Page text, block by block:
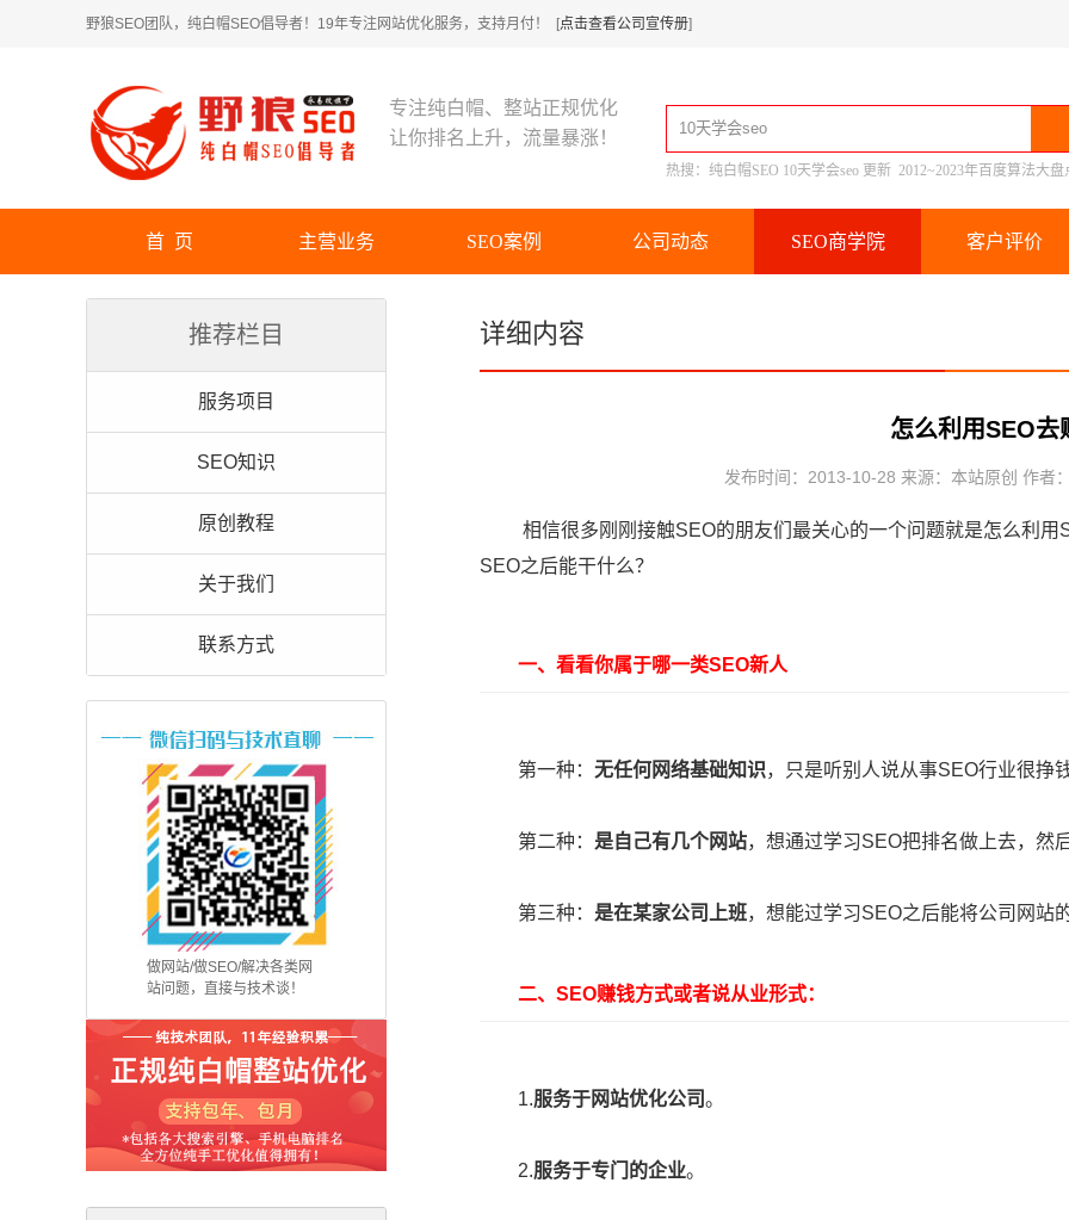
野狼SEO团队，纯白帽SEO倡导者！19年专注网站优化服务，支持月付！ [点击查看公司宣传册]
专注纯白帽、整站正规优化
让你排名上升，流量暴涨！
热搜： 纯白帽SEO 10天学会seo 更新 2012~2023年百度算法大盘
首 页 主营业务 SEO案例 公司动态 SEO商学院 客户评价
推荐栏目
服务项目
SEO知识
原创教程
关于我们
联系方式
做网站/做SEO/解决各类网
站问题，直接与技术谈！
详细内容
怎么利用SEO去
发布时间：2013-10-28 来源：本站原创 作者
相信很多刚刚接触SEO的朋友们最关心的一个问题就是怎么利用
SEO之后能干什么？
一、看看你属于哪一类SEO新人
第一种： 无任何网络基础知识，只是听别人说从事SEO行业很挣
第二种： 是自己有几个网站，想通过学习SEO把排名做上去，然
第三种： 是在某家公司上班，想能过学习SEO之后能将公司网站
二、SEO赚钱方式或者说从业形式：
1.服务于网站优化公司。
2.服务于专门的企业。